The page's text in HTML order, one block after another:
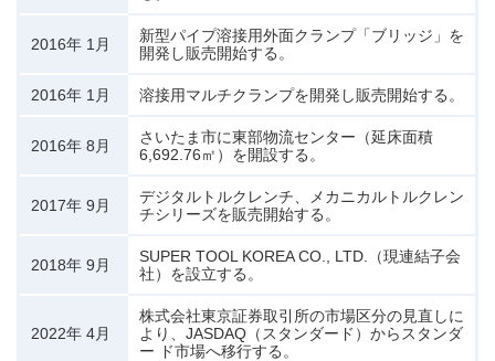
2016年 1月
新型パイプ溶接用外面クランプ「ブリッジ」を
開発し販売開始する。
2016年 1月 溶接用マルチクランプを開発し販売開始する。
2016年 8月
さいたま市に東部物流センター（延床面積
6,692.76㎡）を開設する。
2017年 9月
デジタルトルクレンチ、メカニカルトルクレン
チシリーズを販売開始する。
2018年 9月
SUPER TOOL KOREA CO., LTD.（現連結子会
社）を設立する。
2022年 4月
株式会社東京証券取引所の市場区分の見直しに
より、JASDAQ（スタンダード）からスタンダ
ー ド市場へ移行する。